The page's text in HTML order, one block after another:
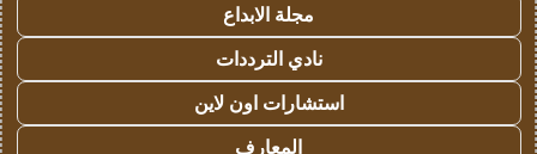
مجلة الابداع
نادي الترددات
استشارات اون لاين
المعارف